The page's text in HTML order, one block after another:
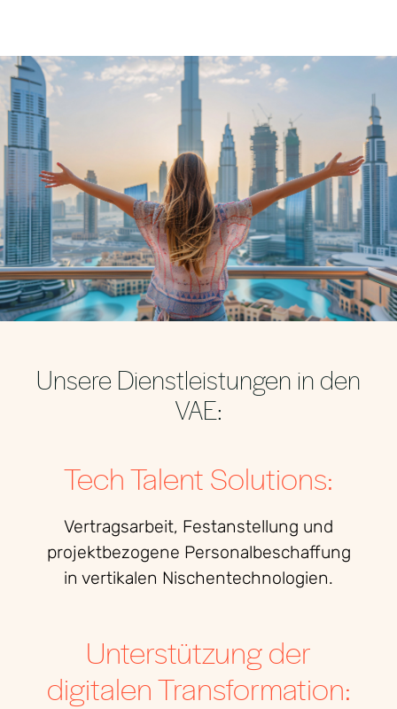
Unsere Dienstleistungen in den
VAE:
Tech Talent Solutions:
Vertragsarbeit, Festanstellung und
projektbezogene Personalbeschaffung
in vertikalen Nischentechnologien.
Unterstützung der
digitalen Transformation: